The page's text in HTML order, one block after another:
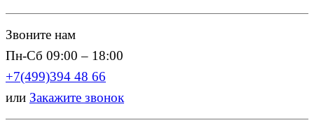
Звоните нам
Пн-Сб 09:00 – 18:00
+7(499)394 48 66
или Закажите звонок